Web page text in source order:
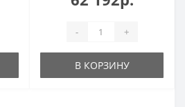
- +
В КОРЗИНУ